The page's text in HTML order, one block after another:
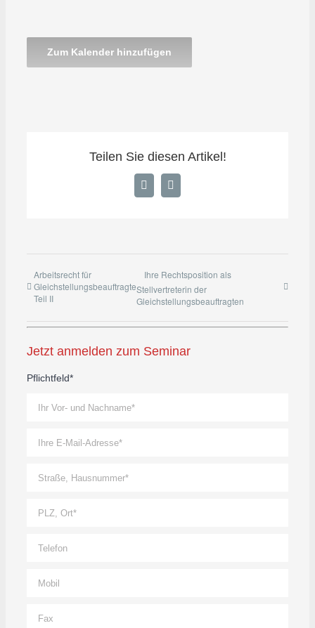
Zum Kalender hinzufügen
Teilen Sie diesen Artikel!
Facebook
E-
Mail
Arbeitsrecht für
Gleichstellungsbeauftragte
Teil II
Ihre Rechtsposition als
Stellvertreterin der
Gleichstellungsbeauftragten
Jetzt anmelden zum Seminar
Pflichtfeld*